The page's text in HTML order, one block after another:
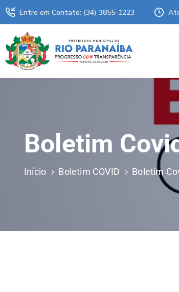
Entre em Contato: (34) 3855-1223
Boletim
Início Boletim COVID Boletim